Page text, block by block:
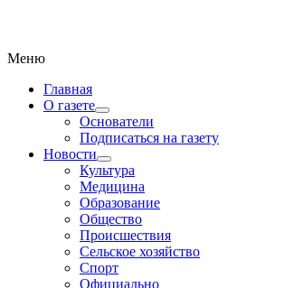
Меню
Главная
О газете
Основатели
Подписаться на газету
Новости
Культура
Медицина
Образование
Общество
Происшествия
Сельское хозяйство
Спорт
Официально